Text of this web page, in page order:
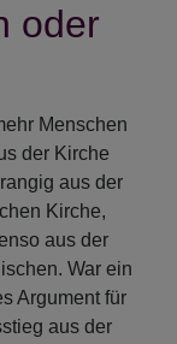
oder
Menschen
der Kirche
aus der
Kirche,
aus der
War ein
Argument für
aus der